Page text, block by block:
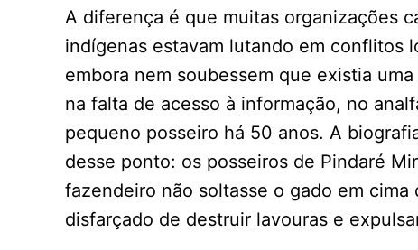
A diferença é que muitas organizações
indígenas estavam lutando em conflitos
embora nem soubessem que existia
na falta de acesso à informação, no
pequeno posseiro há 50 anos. A
desse ponto: os posseiros de Pindaré
fazendeiro não soltasse o gado em
disfarçado de destruir lavouras e